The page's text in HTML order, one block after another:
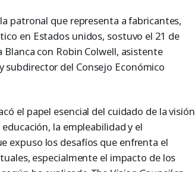
patronal que representa a fabricantes,
en Estados unidos, sostuvo el 21 de
con Robin Colwell, asistente
del Consejo Económico
el papel esencial del cuidado de la visión
la empleabilidad y el
expuso los desafíos que enfrenta el
especialmente el impacto de los